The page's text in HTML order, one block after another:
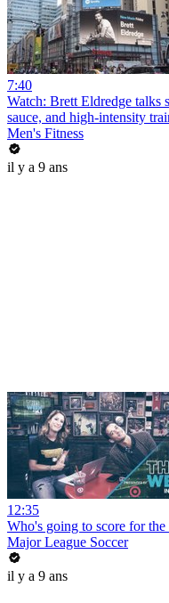
7:40
Watch: Brett Eldredge talks
sauce, and high-intensity
Men's Fitness
il y a 9 ans
12:35
Who's going to score for
Major League Soccer
il y a 9 ans